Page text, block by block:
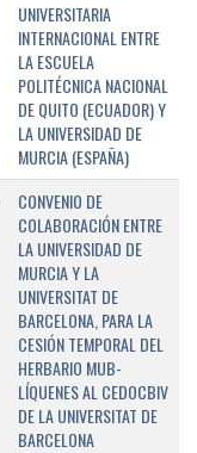
UNIVERSITARIA
INTERNACIONAL ENTRE
LA ESCUELA
POLITÉCNICA NACIONAL
DE QUITO (ECUADOR) Y
LA UNIVERSIDAD DE
MURCIA (ESPAÑA)
CONVENIO DE
COLABORACIÓN ENTRE
LA UNIVERSIDAD DE
MURCIA Y LA
UNIVERSITAT DE
BARCELONA, PARA LA
CESIÓN TEMPORAL DEL
HERBARIO MUB-
LÍQUENES AL CEDOCBIV
DE LA UNIVERSITAT DE
BARCELONA